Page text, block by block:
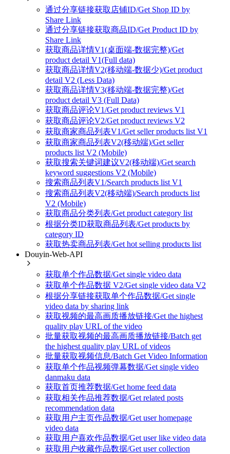
通过分享链接获取店铺ID/Get Shop ID by
Share Link
通过分享链接获取商品ID/Get Product ID by
Share Link
获取商品详情V1(桌面端-数据完整)/Get
product detail V1(Full data)
获取商品详情V2(移动端-数据少)/Get product
detail V2 (Less Data)
获取商品详情V3(移动端-数据完整)/Get
product detail V3 (Full Data)
获取商品评论V1/Get product reviews V1
获取商品评论V2/Get product reviews V2
获取商家商品列表V1/Get seller products list V1
获取商家商品列表V2(移动端)/Get seller
products list V2 (Mobile)
获取搜索关键词建议V2(移动端)/Get search
keyword suggestions V2 (Mobile)
搜索商品列表V1/Search products list V1
搜索商品列表V2(移动端)/Search products list
V2 (Mobile)
获取商品分类列表/Get product category list
根据分类ID获取商品列表/Get products by
category ID
获取热卖商品列表/Get hot selling products list
Douyin-Web-API
获取单个作品数据/Get single video data
获取单个作品数据 V2/Get single video data V2
根据分享链接获取单个作品数据/Get single
video data by sharing link
获取视频的最高画质播放链接/Get the highest
quality play URL of the video
批量获取视频的最高画质播放链接/Batch get
the highest quality play URL of videos
批量获取视频信息/Batch Get Video Information
获取单个作品视频弹幕数据/Get single video
danmaku data
获取首页推荐数据/Get home feed data
获取相关作品推荐数据/Get related posts
recommendation data
获取用户主页作品数据/Get user homepage
video data
获取用户喜欢作品数据/Get user like video data
获取用户收藏作品数据/Get user collection